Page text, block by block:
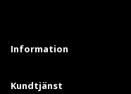
Information
Kundtjänst